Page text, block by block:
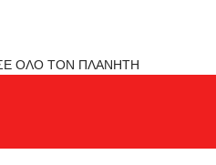
ΟΛΟ ΤΟΝ ΠΛΑΝΗΤΗ